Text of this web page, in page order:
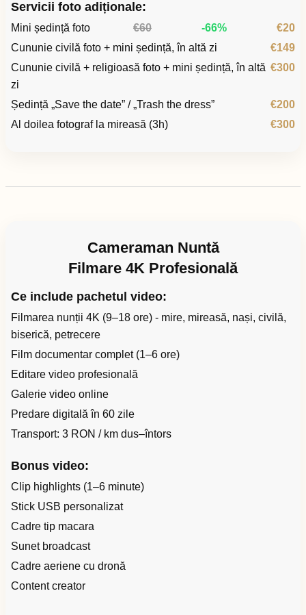
Servicii foto adiționale:
Mini ședință foto €60 -66%
€20
Cununie civilă foto + mini ședință, în altă zi
€149
Cununie civilă + religioasă foto + mini ședință, în altă
zi
€300
Ședință „Save the date” / „Trash the dress”
€200
Al doilea fotograf la mireasă (3h)
€300
Cameraman Nuntă
Filmare 4K Profesională
Ce include pachetul video:
Filmarea nunții 4K (9–18 ore) - mire, mireasă, nași, civilă,
biserică, petrecere
Film documentar complet (1–6 ore)
Editare video profesională
Galerie video online
Predare digitală în 60 zile
Transport: 3 RON / km dus–întors
Bonus video:
Clip highlights (1–6 minute)
Stick USB personalizat
Cadre tip macara
Sunet broadcast
Cadre aeriene cu dronă
Content creator